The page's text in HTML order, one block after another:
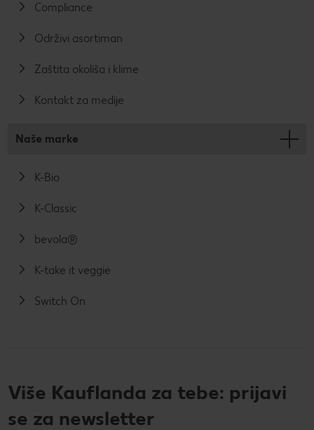
Compliance
Održivi asortiman
Zaštita okoliša i klime
Kontakt za medije
Naše marke
K-Bio
K-Classic
bevola®
K-take it veggie
Switch On
Više Kauflanda za tebe: prijavi
se za newsletter